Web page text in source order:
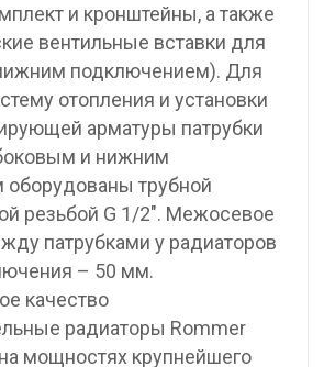
и кронштейны, а также
вентильные вставки для
подключением). Для
отопления и установки
арматуры патрубки
и нижним
трубной
резьбой G 1/2″. Межосевое
патрубками у радиаторов
– 50 мм.
качество
радиаторы Rommer
мощностях крупнейшего